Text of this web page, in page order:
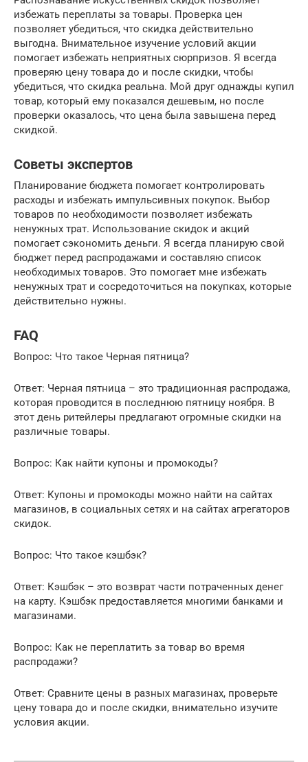
избежать переплаты за товары. Проверка цен
позволяет убедиться, что скидка действительно
выгодна. Внимательное изучение условий акции
помогает избежать неприятных сюрпризов. Я всегда
проверяю цену товара до и после скидки, чтобы
убедиться, что скидка реальна. Мой друг однажды купил
товар, который ему показался дешевым, но после
проверки оказалось, что цена была завышена перед
скидкой.
Советы экспертов
Планирование бюджета помогает контролировать
расходы и избежать импульсивных покупок. Выбор
товаров по необходимости позволяет избежать
ненужных трат. Использование скидок и акций
помогает сэкономить деньги. Я всегда планирую свой
бюджет перед распродажами и составляю список
необходимых товаров. Это помогает мне избежать
ненужных трат и сосредоточиться на покупках, которые
действительно нужны.
FAQ
Вопрос: Что такое Черная пятница?
Ответ: Черная пятница – это традиционная распродажа,
которая проводится в последнюю пятницу ноября. В
этот день ритейлеры предлагают огромные скидки на
различные товары.
Вопрос: Как найти купоны и промокоды?
Ответ: Купоны и промокоды можно найти на сайтах
магазинов, в социальных сетях и на сайтах агрегаторов
скидок.
Вопрос: Что такое кэшбэк?
Ответ: Кэшбэк – это возврат части потраченных денег
на карту. Кэшбэк предоставляется многими банками и
магазинами.
Вопрос: Как не переплатить за товар во время
распродажи?
Ответ: Сравните цены в разных магазинах, проверьте
цену товара до и после скидки, внимательно изучите
условия акции.